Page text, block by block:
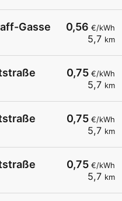
0,56 €/kWh
5,7 km
Gasse
0,75 €/kWh
5,7 km
0,75 €/kWh
5,7 km
0,75 €/kWh
5,7 km